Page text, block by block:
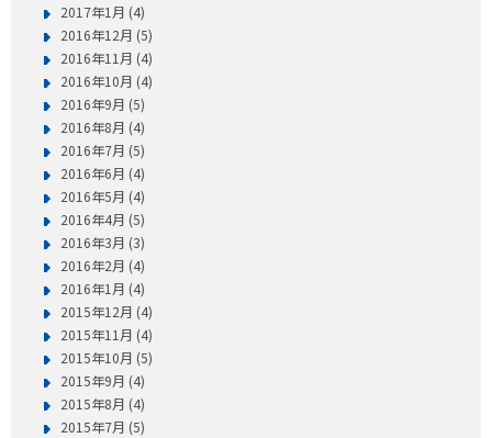
2017年1月 (4)
2016年12月 (5)
2016年11月 (4)
2016年10月 (4)
2016年9月 (5)
2016年8月 (4)
2016年7月 (5)
2016年6月 (4)
2016年5月 (4)
2016年4月 (5)
2016年3月 (3)
2016年2月 (4)
2016年1月 (4)
2015年12月 (4)
2015年11月 (4)
2015年10月 (5)
2015年9月 (4)
2015年8月 (4)
2015年7月 (5)